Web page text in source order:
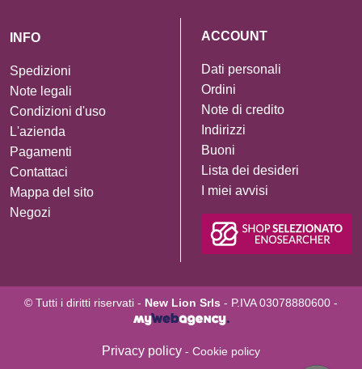
INFO
Spedizioni
Note legali
Condizioni d'uso
L'azienda
Pagamenti
Contattaci
Mappa del sito
Negozi
ACCOUNT
Dati personali
Ordini
Note di credito
Indirizzi
Buoni
Lista dei desideri
I miei avvisi
© Tutti i diritti riservati - New Lion Srls - P.IVA 03078880600 -
Privacy policy - Cookie policy